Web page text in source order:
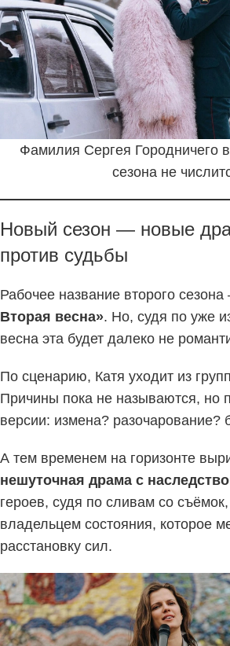
Фамилия Сергея Городничего в
сезона не
Новый сезон — новые
против судьбы
Рабочее название второго
Вторая весна». Но, судя по уже
весна эта будет далеко не
По сценарию, Катя уходит из
Причины пока не называются, но
версии: измена? разочарование?
А тем временем на горизонте
нешуточная драма с
героев, судя по сливам со
владельцем состояния, которое
расстановку сил.